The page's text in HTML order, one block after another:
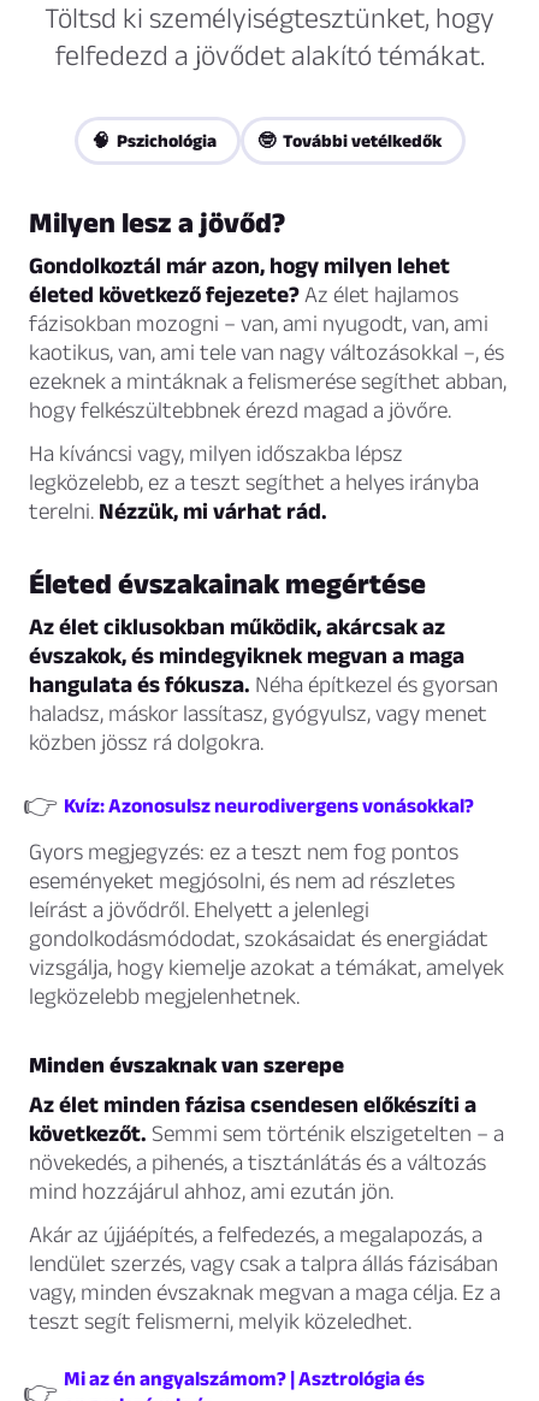
Töltsd ki személyiségtesztünket, hogy
felfedezd a jövődet alakító témákat.
🧠 Pszichológia 🤓 További vetélkedők
Milyen lesz a jövőd?
Gondolkoztál már azon, hogy milyen lehet
életed következő fejezete?Az élet hajlamos
fázisokban mozogni – van, ami nyugodt, van, ami
kaotikus, van, ami tele van nagy változásokkal –, és
ezeknek a mintáknak a felismerése segíthet abban,
hogy felkészültebbnek érezd magad a jövőre.
Ha kíváncsi vagy, milyen időszakba lépsz
legközelebb, ez a teszt segíthet a helyes irányba
terelni. Nézzük, mi várhat rád.
Életed évszakainak megértése
Az élet ciklusokban működik, akárcsak az
évszakok, és mindegyiknek megvan a maga
hangulata és fókusza. Néha építkezel és gyorsan
haladsz, máskor lassítasz, gyógyulsz, vagy menet
közben jössz rá dolgokra.
👉 Kvíz: Azonosulsz neurodivergens vonásokkal?
Gyors megjegyzés: ez a teszt nem fog pontos
eseményeket megjósolni, és nem ad részletes
leírást a jövődről. Ehelyett a jelenlegi
gondolkodásmódodat, szokásaidat és energiádat
vizsgálja, hogy kiemelje azokat a témákat, amelyek
legközelebb megjelenhetnek.
Minden évszaknak van szerepe
Az élet minden fázisa csendesen előkészíti a
következőt. Semmi sem történik elszigetelten – a
növekedés, a pihenés, a tisztánlátás és a változás
mind hozzájárul ahhoz, ami ezután jön.
Akár az újjáépítés, a felfedezés, a megalapozás, a
lendület szerzés, vagy csak a talpra állás fázisában
vagy, minden évszaknak megvan a maga célja. Ez a
teszt segít felismerni, melyik közeledhet.
👉 Mi az én angyalszámom? | Asztrológia és